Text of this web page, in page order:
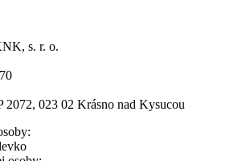
s. r. o.
2072, 023 02 Krásno nad Kysucou